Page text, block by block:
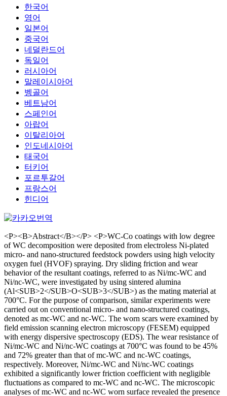
한국어
영어
일본어
중국어
네덜란드어
독일어
러시아어
말레이시아어
벵골어
베트남어
스페인어
아랍어
이탈리아어
인도네시아어
태국어
터키어
포르투갈어
프랑스어
힌디어
<P><B>Abstract</B></P> <P>WC-Co coatings with low degree
of WC decomposition were deposited from electroless Ni-plated
micro- and nano-structured feedstock powders using high velocity
oxygen fuel (HVOF) spraying. Dry sliding friction and wear
behavior of the resultant coatings, referred to as Ni/mc-WC and
Ni/nc-WC, were investigated by using sintered alumina
(Al<SUB>2</SUB>O<SUB>3</SUB>) as the mating material at
700°C. For the purpose of comparison, similar experiments were
carried out on conventional micro- and nano-structured coatings,
denoted as mc-WC and nc-WC. The worn scars were examined by
field emission scanning electron microscopy (FESEM) equipped
with energy dispersive spectroscopy (EDS). The wear resistance of
Ni/mc-WC and Ni/nc-WC coatings at 700°C was found to be 45%
and 72% greater than that of mc-WC and nc-WC coatings,
respectively. Moreover, Ni/mc-WC and Ni/nc-WC coatings
exhibited a significantly lower friction coefficient with negligible
fluctuations as compared to mc-WC and nc-WC. The microscopic
analyses of mc-WC and nc-WC worn surface revealed the presence